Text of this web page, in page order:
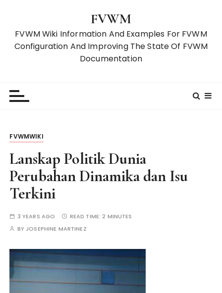
FVWM
FVWM Wiki Information And Examples For FVWM
Configuration And Improving The State Of FVWM
Documentation
FVWMWIKI
Lanskap Politik Dunia
Perubahan Dinamika dan Isu
Terkini
3 YEARS AGO READ TIME:2 MINUTES
BY JOSEPHINE MARTINEZ